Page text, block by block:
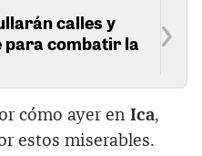
calles y
para combatir la
cómo ayer en Ica,
estos miserables.